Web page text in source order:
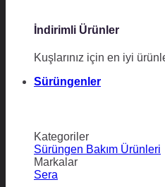
İndirimli Ürünler
Kuşlarınız için en iyi
Sürüngenler
Kategoriler
Sürüngen Bakım Ürünleri
Markalar
Sera